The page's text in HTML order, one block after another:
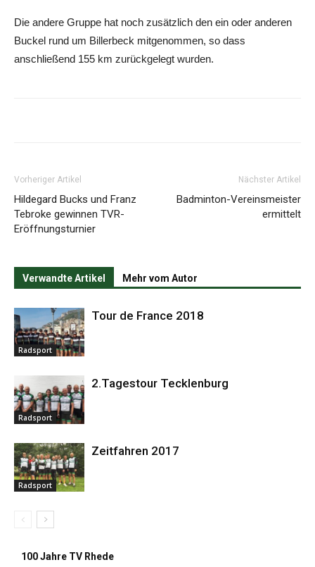
Die andere Gruppe hat noch zusätzlich den ein oder anderen
Buckel rund um Billerbeck mitgenommen, so dass
anschließend 155 km zurückgelegt wurden.
Vorheriger Artikel
Hildegard Bucks und Franz
Tebroke gewinnen TVR-
Eröffnungsturnier
Nächster Artikel
Badminton-Vereinsmeister
ermittelt
Verwandte Artikel Mehr vom Autor
Radsport
Tour de France 2018
Radsport
2.Tagestour Tecklenburg
Radsport
Zeitfahren 2017
100 Jahre TV Rhede